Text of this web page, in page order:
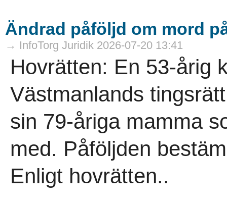
Ändrad påföljd om mord
→ InfoTorg Juridik 2026-07-20 13:41
Hovrätten: En 53-årig
Västmanlands
sin 79-åriga mamma
med. Påföljden
Enligt hovrätten..